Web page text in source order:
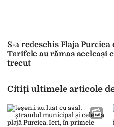
S-a redeschis Plaja Purcica
Tarifele au rămas aceleași
trecut
Citiți ultimele articole